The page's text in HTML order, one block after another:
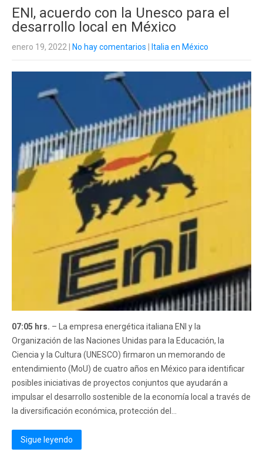
ENI, acuerdo con la Unesco para el
desarrollo local en México
enero 19, 2022 No hay comentarios Italia en México
07:05 hrs. – La empresa energética italiana ENI y la
Organización de las Naciones Unidas para la Educación, la
Ciencia y la Cultura (UNESCO) firmaron un memorando de
entendimiento (MoU) de cuatro años en México para identificar
posibles iniciativas de proyectos conjuntos que ayudarán a
impulsar el desarrollo sostenible de la economía local a través de
la diversificación económica, protección del...
Sigue leyendo